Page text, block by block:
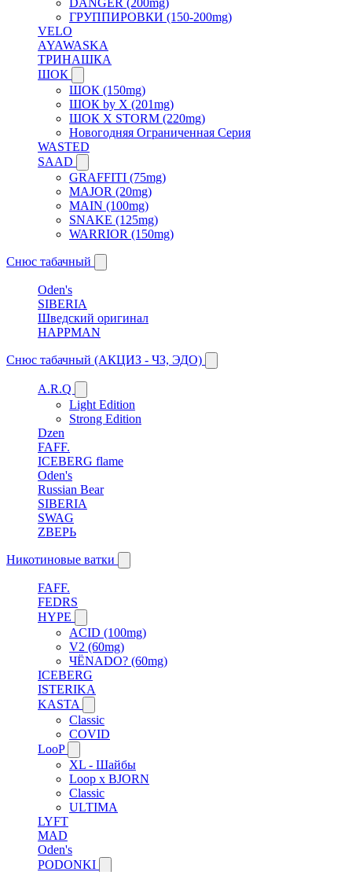
ГРУППИРОВКИ (150-200mg)
VELO
AYAWASKA
ТРИНАШКА
ШОК
ШОК (150mg)
ШОК by X (201mg)
ШОК X STORM (220mg)
Новогодняя Ограниченная Серия
WASTED
SAAD
GRAFFITI (75mg)
MAJOR (20mg)
MAIN (100mg)
SNAKE (125mg)
WARRIOR (150mg)
Снюс табачный
Oden's
SIBERIA
Шведский оригинал
HAPPMAN
Снюс табачный (АКЦИЗ - ЧЗ, ЭДО)
A.R.Q
Light Edition
Strong Edition
Dzen
FAFF.
ICEBERG flame
Oden's
Russian Bear
SIBERIA
SWAG
ZВЕРЬ
Никотиновые ватки
FAFF.
FEDRS
HYPE
ACID (100mg)
V2 (60mg)
ЧЁNADO? (60mg)
ICEBERG
ISTERIKA
KASTA
Classic
COVID
LooP
XL - Шайбы
Loop x BJORN
Classic
ULTIMA
LYFT
MAD
Oden's
PODONKI